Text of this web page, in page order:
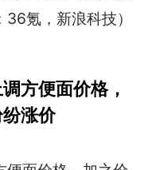
氪，新浪科技）
方便面价格，
涨价